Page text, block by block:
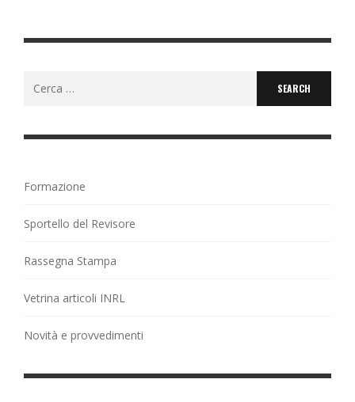
Formazione
Sportello del Revisore
Rassegna Stampa
Vetrina articoli INRL
Novità e provvedimenti